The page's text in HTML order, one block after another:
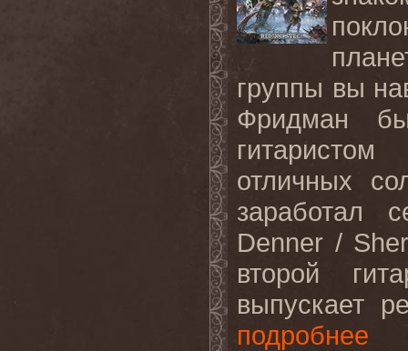
группы вы
Фридман
отличных
заработал
Denner /
второй
выпускает
подробнее